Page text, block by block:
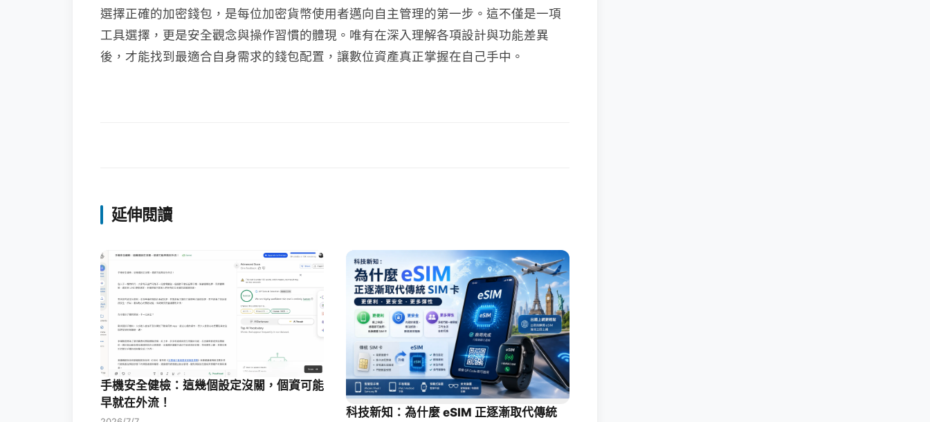
選擇正確的加密錢包，是每位加密貨幣使用者邁向自主管理的第一步。這不僅是一項
工具選擇，更是安全觀念與操作習慣的體現。唯有在深入理解各項設計與功能差異
後，才能找到最適合自身需求的錢包配置，讓數位資產真正掌握在自己手中。
延伸閱讀
手機安全健檢：這幾個設定沒關，個資可能
早就在外流！
科技新知：為什麼 eSIM 正逐漸取代傳統